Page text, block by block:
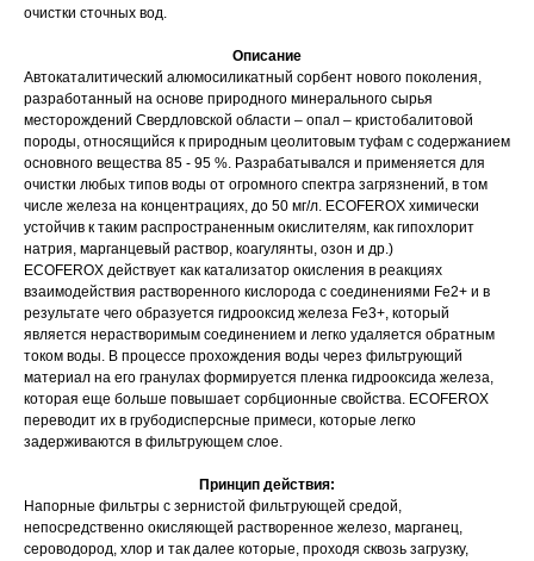
очистки сточных вод.
Описание
Автокаталитический алюмосиликатный сорбент нового поколения,
разработанный на основе природного минерального сырья
месторождений Свердловской области – опал – кристобалитовой
породы, относящийся к природным цеолитовым туфам с содержанием
основного вещества 85 - 95 %. Разрабатывался и применяется для
очистки любых типов воды от огромного спектра загрязнений, в том
числе железа на концентрациях, до 50 мг/л. ECOFEROX химически
устойчив к таким распространенным окислителям, как гипохлорит
натрия, марганцевый раствор, коагулянты, озон и др.)
ECOFEROX действует как катализатор окисления в реакциях
взаимодействия растворенного кислорода с соединениями Fe2+ и в
результате чего образуется гидрооксид железа Fe3+, который
является нерастворимым соединением и легко удаляется обратным
током воды. В процессе прохождения воды через фильтрующий
материал на его гранулах формируется пленка гидрооксида железа,
которая еще больше повышает сорбционные свойства. ECOFEROX
переводит их в грубодисперсные примеси, которые легко
задерживаются в фильтрующем слое.
Принцип действия:
Напорные фильтры с зернистой фильтрующей средой,
непосредственно окисляющей растворенное железо, марганец,
сероводород, хлор и так далее которые, проходя сквозь загрузку,
Поиск